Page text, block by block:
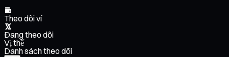
Theo dõi ví
Đang theo dõi
Vị thế
Danh sách theo dõi